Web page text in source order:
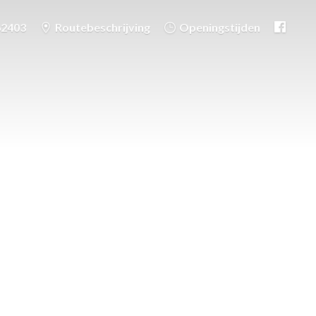
Routebeschrijving Openingstijden